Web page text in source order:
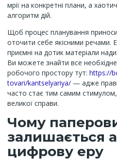
мрії на конкретні плани, а
алгоритм дій.
Щоб процес планування
оточити себе якісними речами.
приємні на дотик матеріали
Ви можете знайти все необхідне
робочого простору тут: https://
tovari/kantselyariya/ — адже
часто стає тим самим
великої справи.
Чому
залишається
цифрову еру